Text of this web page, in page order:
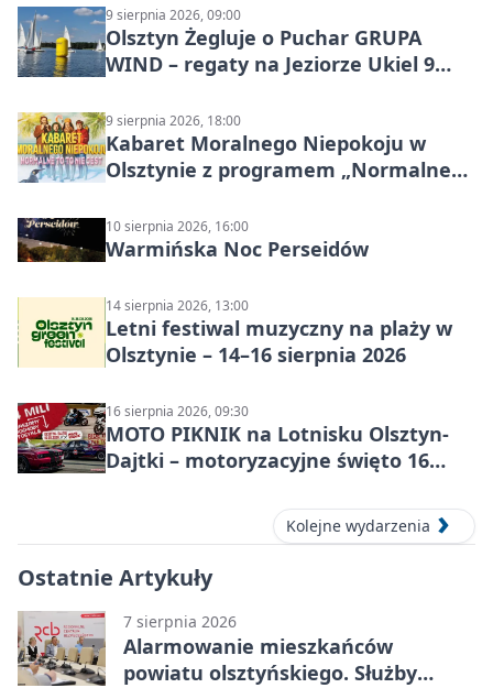
9 sierpnia 2026, 09:00
Olsztyn Żegluje o Puchar GRUPA
WIND – regaty na Jeziorze Ukiel 9
9 sierpnia 2026, 18:00
Kabaret Moralnego Niepokoju w
Olsztynie z programem „Normalne
10 sierpnia 2026, 16:00
Warmińska Noc Perseidów
14 sierpnia 2026, 13:00
Letni festiwal muzyczny na plaży w
Olsztynie – 14–16 sierpnia 2026
16 sierpnia 2026, 09:30
MOTO PIKNIK na Lotnisku Olsztyn-
Dajtki – motoryzacyjne święto 16
Kolejne wydarzenia
Ostatnie Artykuły
7 sierpnia 2026
Alarmowanie mieszkańców
powiatu olsztyńskiego. Służby